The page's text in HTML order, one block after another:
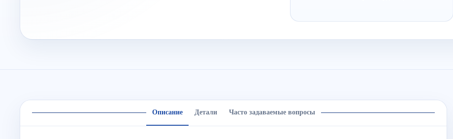
Описание Детали Часто задаваемые вопросы